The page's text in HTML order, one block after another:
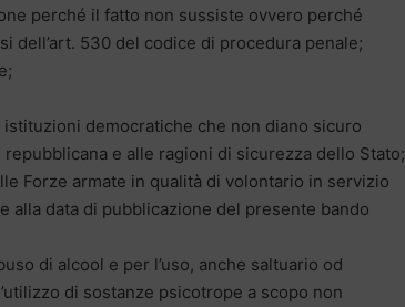
perché il fatto non sussiste ovvero perché
dell’art. 530 del codice di procedura penale;
democratiche che non diano sicuro
e alle ragioni di sicurezza dello Stato;
Forze armate in qualità di volontario in servizio
alla data di pubblicazione del presente bando
di alcool e per l’uso, anche saltuario od
di sostanze psicotrope a scopo non